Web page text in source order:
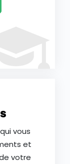
vous
et
votre